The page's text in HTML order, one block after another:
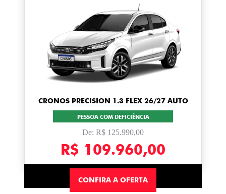
CRONOS PRECISION 1.3 FLEX 26/27 AUTO
PESSOA COM DEFICIÊNCIA
De: R$ 125.990,00
R$ 109.960,00
CONFIRA A OFERTA